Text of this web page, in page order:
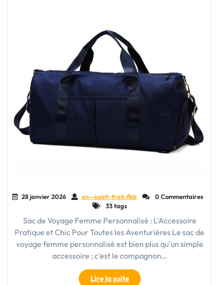
28 janvier 2026 xn--saint-trail-fbb
0 Commentaires
33 tags
Sac de Voyage Femme Personnalisé : L'Accessoire
Pratique et Chic Pour Toutes les Aventurières Le sac de
voyage femme personnalisé est bien plus qu'un simple
accessoire ; c'est le compagnon…
Lire la suite"Le